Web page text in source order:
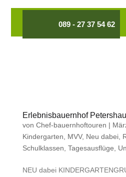
089 - 27 37 54 62
Erlebnisbauernhof
von Chef-bauernhoftouren |
Kindergarten
MVV, Neu dabei,
Schulklassen Tagesausflüge
NEU dabei